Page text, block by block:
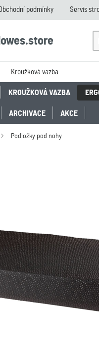
podmínky Servis
Kroužková vazba
KROUŽKOVÁ VAZBA
ARCHIVACE AKCE
Podložky pod nohy